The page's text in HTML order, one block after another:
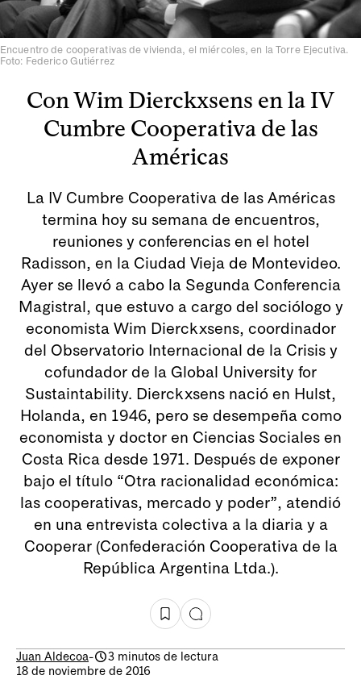
Encuentro de cooperativas de vivienda, el miércoles, en la Torre Ejecutiva.
Foto: Federico Gutiérrez
Con Wim Dierckxsens en la IV
Cumbre Cooperativa de las
Américas
La IV Cumbre Cooperativa de las Américas
termina hoy su semana de encuentros,
reuniones y conferencias en el hotel
Radisson, en la Ciudad Vieja de Montevideo.
Ayer se llevó a cabo la Segunda Conferencia
Magistral, que estuvo a cargo del sociólogo y
economista Wim Dierckxsens, coordinador
del Observatorio Internacional de la Crisis y
cofundador de la Global University for
Sustaintability. Dierckxsens nació en Hulst,
Holanda, en 1946, pero se desempeña como
economista y doctor en Ciencias Sociales en
Costa Rica desde 1971. Después de exponer
bajo el título “Otra racionalidad económica:
las cooperativas, mercado y poder”, atendió
en una entrevista colectiva a la diaria y a
Cooperar (Confederación Cooperativa de la
República Argentina Ltda.).
Juan Aldecoa-
3 minutos de lectura
18 de noviembre de 2016